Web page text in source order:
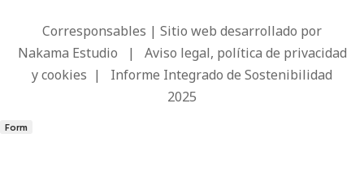
Corresponsables | Sitio web desarrollado por
Nakama Estudio | Aviso legal, política de privacidad
y cookies | Informe Integrado de Sostenibilidad
2025
Form